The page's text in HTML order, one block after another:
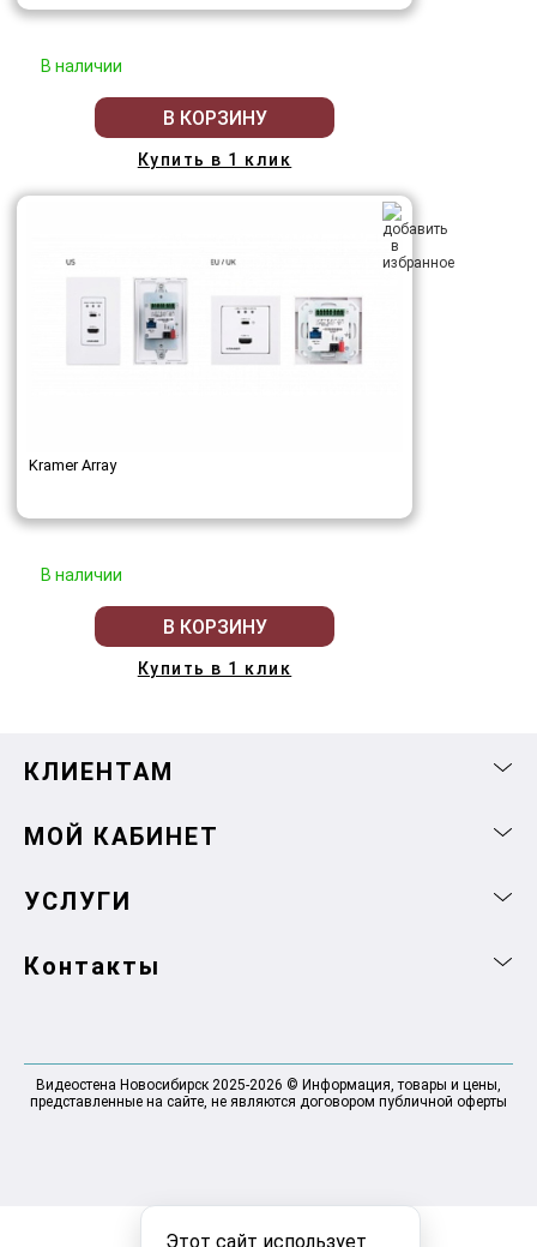
Этот сайт использует
В наличии
В КОРЗИНУ
Купить в 1 клик
Kramer Array
В наличии
В КОРЗИНУ
Купить в 1 клик
КЛИЕНТАМ
МОЙ КАБИНЕТ
УСЛУГИ
Контакты
Видеостена Новосибирск 2025-2026 © Информация, товары и цены,
представленные на сайте, не являются договором публичной оферты